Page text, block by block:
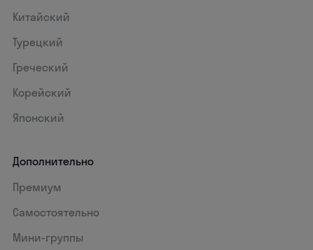
Китайский
Турецкий
Греческий
Корейский
Японский
Дополнительно
Премиум
Самостоятельно
Мини-группы